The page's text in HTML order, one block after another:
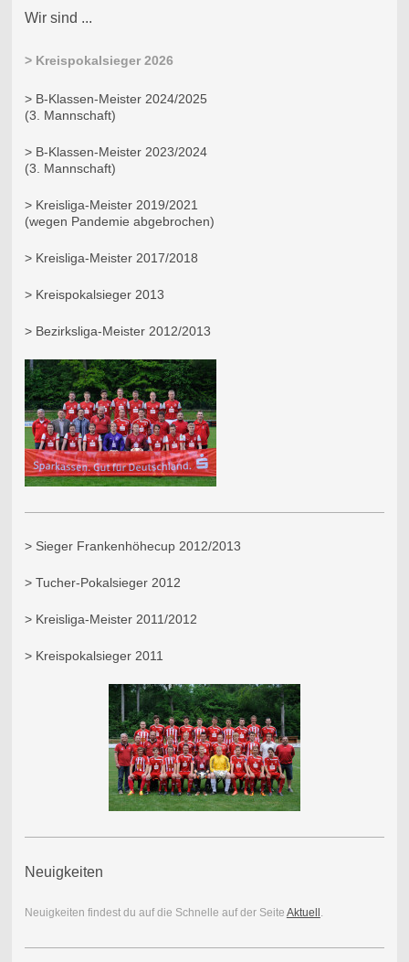
Wir sind ...
> Kreispokalsieger 2026
> B-Klassen-Meister 2024/2025
(3. Mannschaft)
> B-Klassen-Meister 2023/2024
(3. Mannschaft)
> Kreisliga-Meister 2019/2021
(wegen Pandemie abgebrochen)
> Kreisliga-Meister 2017/2018
> Kreispokalsieger 2013
> Bezirksliga-Meister 2012/2013
> Sieger Frankenhöhecup 2012/2013
> Tucher-Pokalsieger 2012
> Kreisliga-Meister 2011/2012
> Kreispokalsieger 2011
Neuigkeiten
Neuigkeiten findest du auf die Schnelle auf der Seite Aktuell